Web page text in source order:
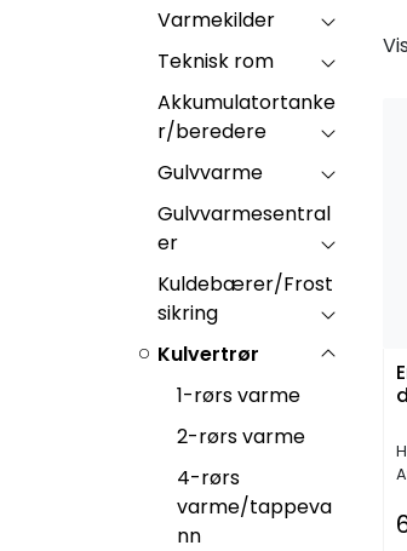
Varmekilder
Teknisk rom
Akkumulatortanke
r/beredere
Gulvvarme
Gulvvarmesentral
er
Kuldebærer/Frost
sikring
Kulvertrør
1-rørs varme
2-rørs varme
4-rørs
varme/tappeva
nn